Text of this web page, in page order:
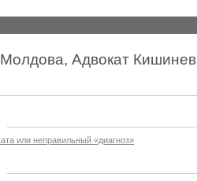
Молдова, Адвокат Кишинев
или неправильный «диагноз»